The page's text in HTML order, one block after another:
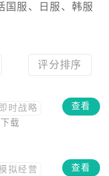
国服、日服、韩服
评分排序
即时战略
卡牌
下载
查看
拟经营
查看